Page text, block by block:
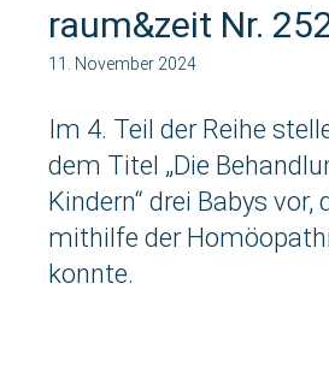
raum&zeit Nr.
11. November 2024
Im 4. Teil der Reihe
dem Titel „Die
Kindern“ drei Babys vor,
mithilfe der
konnte.